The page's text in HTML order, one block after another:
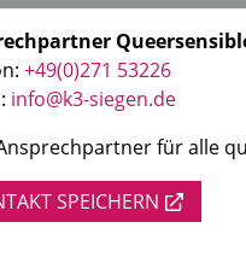
+49(0)271 53226
info@k3-siegen.de
für alle
SPEICHERN